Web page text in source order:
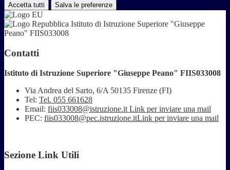
Accetta tutti Salva le preferenze
Istituto di Istruzione Superiore "Giuseppe
Peano" FIIS033008
Contatti
Istituto di Istruzione Superiore "Giuseppe Peano" FIIS033008
Via Andrea del Sarto, 6/A 50135 Firenze (FI)
Tel: Tel. 055 661628
Email: fiis033008@istruzione.it Link per inviare una mail
PEC: fiis033008@pec.istruzione.itLink per inviare una mail
Sezione Link Utili